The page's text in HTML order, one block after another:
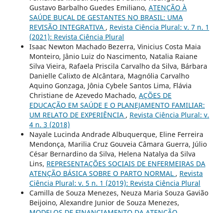
Gustavo Barbalho Guedes Emiliano, ATENÇÃO À
SAÚDE BUCAL DE GESTANTES NO BRASIL: UMA
REVISÃO INTEGRATIVA , Revista Ciência Plural: v. 7 n. 1
(2021): Revista Ciência Plural
Isaac Newton Machado Bezerra, Vinicius Costa Maia
Monteiro, Jânio Luiz do Nascimento, Natalia Raiane
Silva Vieira, Rafaela Priscila Carvalho da Silva, Bárbara
Danielle Calixto de Alcântara, Magnólia Carvalho
Aquino Gonzaga, Jônia Cybele Santos Lima, Flávia
Christiane de Azevedo Machado, AÇÕES DE
EDUCAÇÃO EM SAÚDE E O PLANEJAMENTO FAMILIAR:
UM RELATO DE EXPERIÊNCIA , Revista Ciência Plural: v.
4 n. 3 (2018)
Nayale Lucinda Andrade Albuquerque, Eline Ferreira
Mendonça, Marilia Cruz Gouveia Câmara Guerra, Júlio
César Bernardino da Silva, Helena Natalya da Silva
Lins, REPRESENTAÇÕES SOCIAIS DE ENFERMEIRAS DA
ATENÇÃO BÁSICA SOBRE O PARTO NORMAL , Revista
Ciência Plural: v. 5 n. 1 (2019): Revista Ciência Plural
Camilla de Souza Menezes, Neuza Maria Souza Gavião
Beijoino, Alexandre Junior de Souza Menezes,